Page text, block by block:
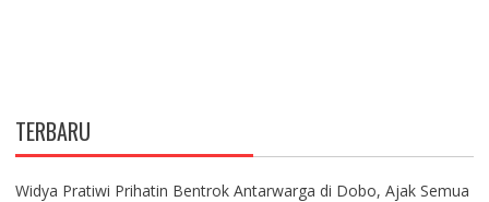
TERBARU
Widya Pratiwi Prihatin Bentrok Antarwarga di Dobo, Ajak Semua